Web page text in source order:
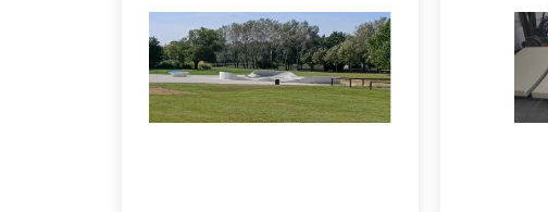
jeunes et les moins jeunes ! Les
sensations que procurent les circuits
pumptrack ne sont pas réservées
qu’aux sportifs avérés. Ils sont aussi
praticables pour tous.
Petit